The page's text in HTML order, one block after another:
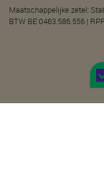
Maatschappelijke zetel:
BTW BE 0463.586.556 |